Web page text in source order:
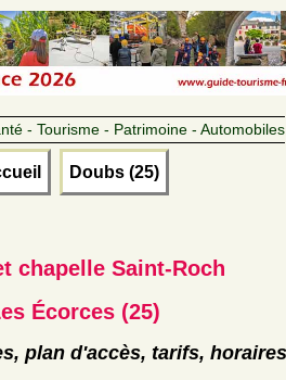
- Tourisme - Patrimoine - Automobiles
Doubs (25)
chapelle Saint-Roch
Écorces (25)
plan d'accès, tarifs, horaires